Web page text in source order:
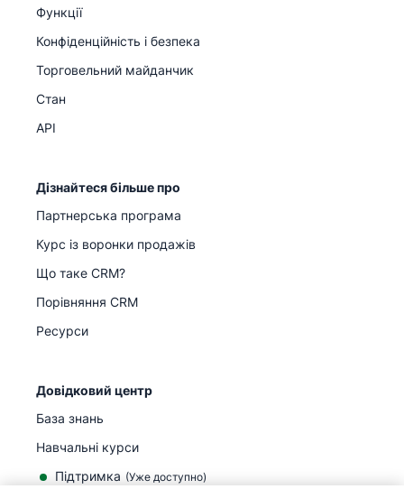
Функції
Конфіденційність і безпека
Торговельний майданчик
Стан
API
Дізнайтеся більше про
Партнерська програма
Курс із воронки продажів
Що таке CRM?
Порівняння CRM
Ресурси
Довідковий центр
База знань
Навчальні курси
Підтримка (Уже доступно)